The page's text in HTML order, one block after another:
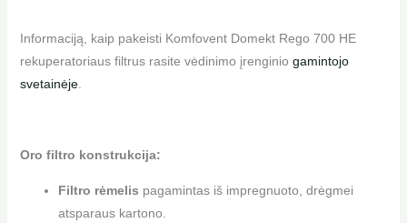
Informaciją, kaip pakeisti Komfovent Domekt Rego 700 HE
rekuperatoriaus filtrus rasite vėdinimo įrenginio gamintojo
svetainėje.
Oro filtro konstrukcija:
Filtro rėmelis pagamintas iš impregnuoto, drėgmei
atsparaus kartono.